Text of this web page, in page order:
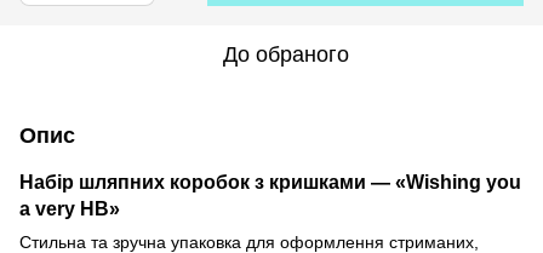
До обраного
Опис
Набір шляпних коробок з кришками — «Wishing you
a very HB»
Стильна та зручна упаковка для оформлення стриманих,